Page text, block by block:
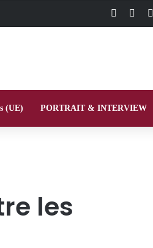
Facebook
(UE) PORTRAIT & INTERVIEW
les